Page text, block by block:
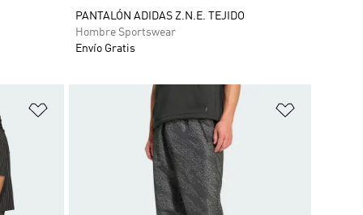
PANTALÓN ADIDAS Z.N.E. TEJIDO
Hombre Sportswear
Envío Gratis
Añadir a la lista de deseos